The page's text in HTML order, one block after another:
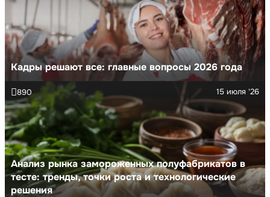
Кадры решают все: главные вопросы 2026 года
Анализ рынка замороженных полуфабрикатов в
тесте: тренды, точки роста и технологические
решения
15 июля '26
890